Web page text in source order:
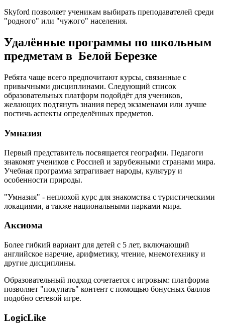
Skyford позволяет ученикам выбирать преподавателей среди
"родного" или "чужого" населения.
Удалённые программы по школьным
предметам в Белой Березке
Ребята чаще всего предпочитают курсы, связанные с
привычными дисциплинами. Следующий список
образовательных платформ подойдёт для учеников,
желающих подтянуть знания перед экзаменами или лучше
постичь аспекты определённых предметов.
Умназия
Первый представитель посвящается географии. Педагоги
знакомят учеников с Россией и зарубежными странами мира.
Учебная программа затрагивает народы, культуру и
особенности природы.
"Умназия" - неплохой курс для знакомства с туристическими
локациями, а также национальными парками мира.
Аксиома
Более гибкий вариант для детей с 5 лет, включающий
английское наречие, арифметику, чтение, мнемотехнику и
другие дисциплины.
Образовательный подход сочетается с игровым: платформа
позволяет "покупать" контент с помощью бонусных баллов
подобно сетевой игре.
LogicLike